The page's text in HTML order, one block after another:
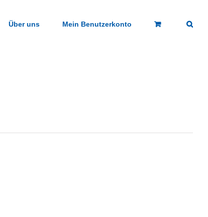
Über uns Mein Benutzerkonto